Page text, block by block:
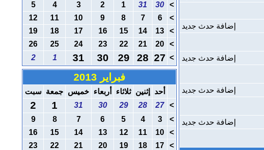
إضافة حدث جديد
إضافة حدث جديد
إضافة حدث جديد
إضافة حدث جديد
>
30
31
1
2
3
4
5
>
6
7
8
9
10
11
12
>
13
14
15
16
17
18
19
>
20
21
22
23
24
25
26
>
27
28
29
30
31
1
2
فبراير 2013
أحد إثنين ثلاثاء أربعاء خميس جمعة سبت
>
27
28
29
30
31
1
2
>
3
4
5
6
7
8
9
>
10
11
12
13
14
15
16
>
17
18
19
20
21
22
23